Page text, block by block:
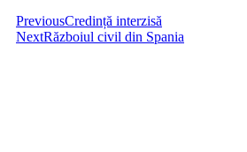
PreviousCredință interzisă
NextRăzboiul civil din Spania